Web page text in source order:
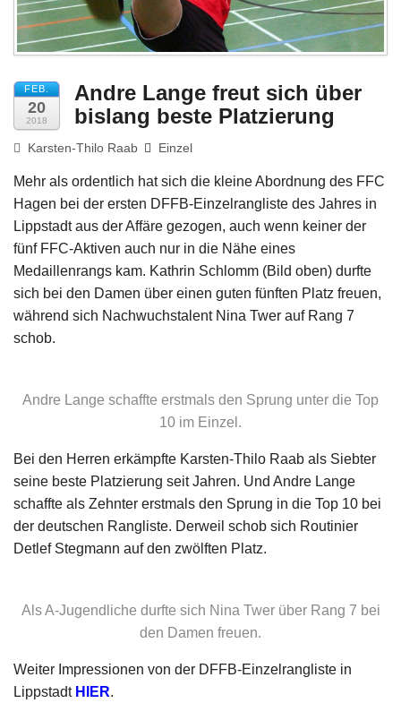
FEB.
20
2018
Andre Lange freut sich über
bislang beste Platzierung
Karsten-Thilo Raab Einzel
Mehr als ordentlich hat sich die kleine Abordnung des FFC
Hagen bei der ersten DFFB-Einzelrangliste des Jahres in
Lippstadt aus der Affäre gezogen, auch wenn keiner der
fünf FFC-Aktiven auch nur in die Nähe eines
Medaillenrangs kam. Kathrin Schlomm (Bild oben) durfte
sich bei den Damen über einen guten fünften Platz freuen,
während sich Nachwuchstalent Nina Twer auf Rang 7
schob.
Andre Lange schaffte erstmals den Sprung unter die Top
10 im Einzel.
Bei den Herren erkämpfte Karsten-Thilo Raab als Siebter
seine beste Platzierung seit Jahren. Und Andre Lange
schaffte als Zehnter erstmals den Sprung in die Top 10 bei
der deutschen Rangliste. Derweil schob sich Routinier
Detlef Stegmann auf den zwölften Platz.
Als A-Jugendliche durfte sich Nina Twer über Rang 7 bei
den Damen freuen.
Weiter Impressionen von der DFFB-Einzelrangliste in
Lippstadt HIER.